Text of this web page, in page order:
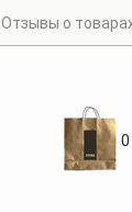
Отзывы о
0